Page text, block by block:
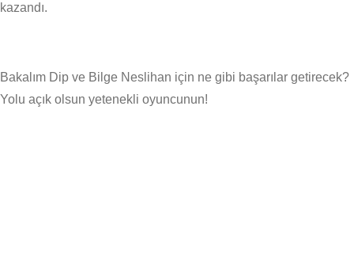
kazandı.
Bakalım Dip ve Bilge Neslihan için ne gibi başarılar getirecek?
Yolu açık olsun yetenekli oyuncunun!